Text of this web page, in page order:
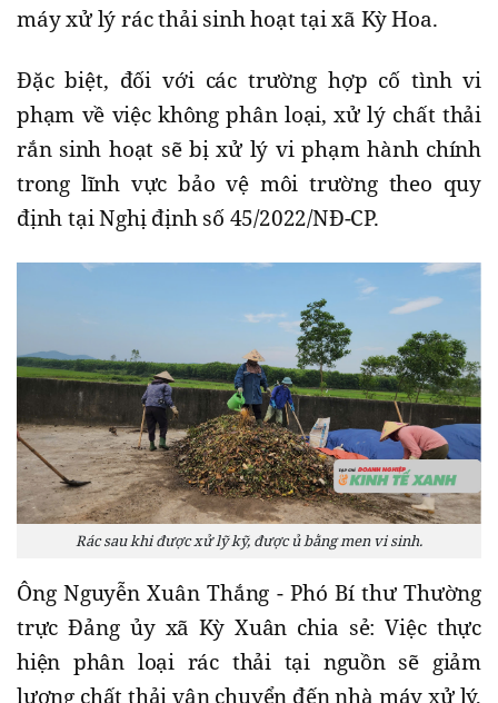
máy xử lý rác thải sinh hoạt tại xã Kỳ Hoa.
Đặc biệt, đối với các trường hợp cố tình vi
phạm về việc không phân loại, xử lý chất thải
rắn sinh hoạt sẽ bị xử lý vi phạm hành chính
trong lĩnh vực bảo vệ môi trường theo quy
định tại Nghị định số 45/2022/NĐ-CP.
Rác sau khi được xử lỹ kỹ, được ủ bằng men vi sinh.
Ông Nguyễn Xuân Thắng - Phó Bí thư Thường
trực Đảng ủy xã Kỳ Xuân chia sẻ: Việc thực
hiện phân loại rác thải tại nguồn sẽ giảm
lượng chất thải vận chuyển đến nhà máy xử lý,